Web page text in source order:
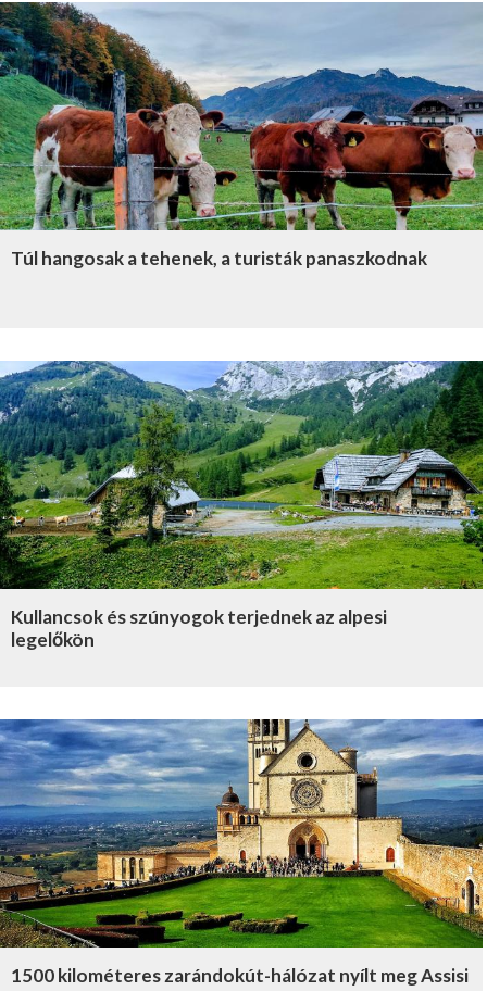
Túl hangosak a tehenek, a turisták panaszkodnak
Kullancsok és szúnyogok terjednek az alpesi
legelőkön
1500 kilométeres zarándokút-hálózat nyílt meg Assisi